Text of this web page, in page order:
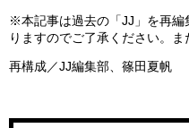
※本記事は過去の「JJ」を再編
りますのでご了承ください。ま
再構成／JJ編集部、篠田夏帆